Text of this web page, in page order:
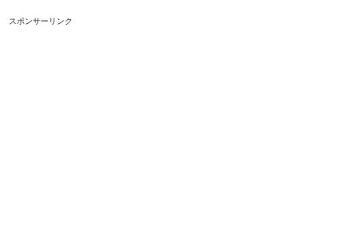
スポンサーリンク